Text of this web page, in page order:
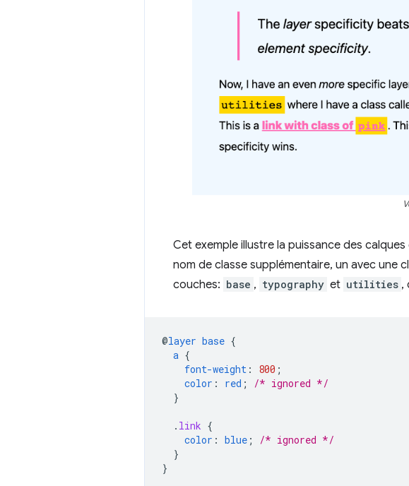
Cet exemple illustre la puissance des
nom de classe supplémentaire, un avec une
couches: base , typography et utilities ,
@layer base {
a {
font-weight : 800 ;
color : red ;
/* ignored */
}
. link {
color : blue ;
/* ignored */
}
}